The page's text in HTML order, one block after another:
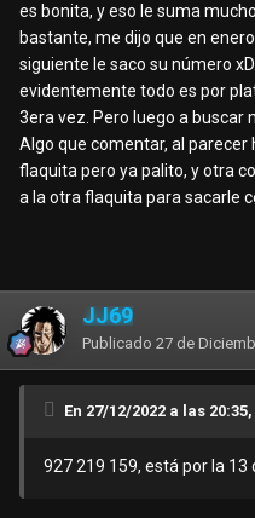
es bonita, y eso le suma
bastante, me dijo que en
siguiente le saco su número
evidentemente todo es por
3era vez. Pero luego a buscar
Algo que comentar, al parecer
flaquita pero ya palito, y otra
a la otra flaquita para sacarle
JJ69
Publicado 27 de
En 27/12/2022 a las
927 219 159, está por la 13